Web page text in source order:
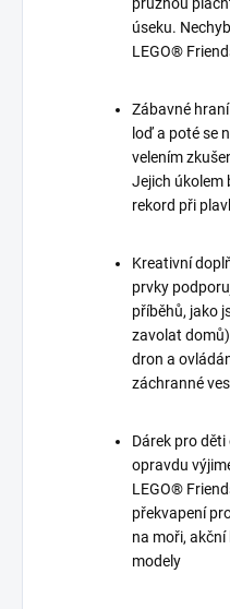
pružnou
úseku.
LEGO®
Zábavné
loď a poté se
velením
Jejich úkolem
rekord při
Kreativní
prvky
příběhů, jako
zavolat
dron a
záchranné
Dárek pro
opravdu
LEGO®
překvapení
na moři,
modely